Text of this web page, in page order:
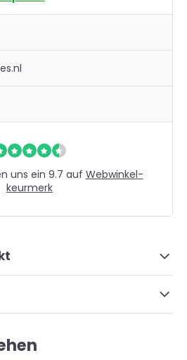
uns ein 9.7 auf Webwinkel-
keurmerk